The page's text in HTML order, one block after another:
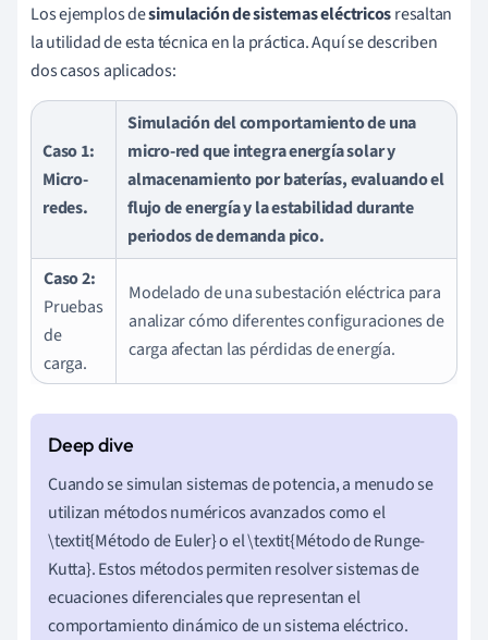
Los ejemplos desimulación de sistemas eléctricosresaltan
la utilidad de esta técnica en la práctica. Aquí se describen
dos casos aplicados:
Caso 1:
Micro-
redes.
Simulación del comportamiento de una
micro-red que integra energía solar y
almacenamiento por baterías, evaluando el
flujo de energía y la estabilidad durante
periodos de demanda pico.
Caso 2:
Pruebas
de
carga.
Modelado de una subestación eléctrica para
analizar cómo diferentes configuraciones de
carga afectan las pérdidas de energía.
Cuando se simulan sistemas de potencia, a menudo se
utilizan métodos numéricos avanzados como el
\textit{Método de Euler} o el \textit{Método de Runge-
Kutta}. Estos métodos permiten resolver sistemas de
ecuaciones diferenciales que representan el
comportamiento dinámico de un sistema eléctrico.